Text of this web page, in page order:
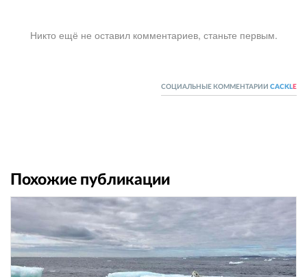
Никто ещё не оставил комментариев, станьте первым.
СОЦИАЛЬНЫЕ КОММЕНТАРИИ CACKL E
Похожие публикации